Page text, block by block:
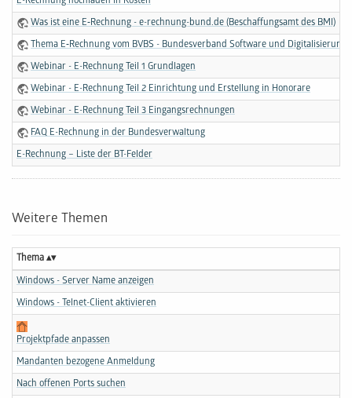
Was ist eine E‑Rechnung - e-rechnung-bund.de (Beschaffungsamt des BMI)
Thema E‑Rechnung vom BVBS - Bundesverband Software und Digitalisierung
Webinar - E-Rechnung Teil 1 Grundlagen
Webinar - E-Rechnung Teil 2 Einrichtung und Erstellung in Honorare
Webinar - E-Rechnung Teil 3 Eingangsrechnungen
FAQ E-Rechnung in der Bundes­verwaltung
E-Rechnung – Liste der BT-Felder
Weitere Themen
Thema
Windows - Server Name anzeigen
Windows - Telnet-Client aktivieren
Projektpfade anpassen
Mandanten bezogene Anmeldung
Nach offenen Ports suchen